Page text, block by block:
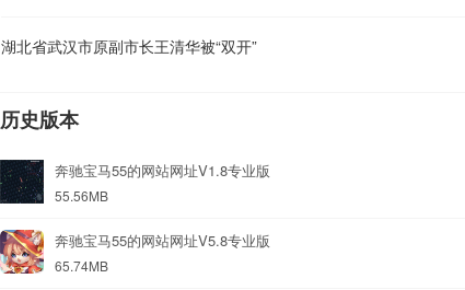
湖北省武汉市原副市长王清华被“双开”
历史版本
奔驰宝马55的网站网址V1.8专业版
55.56MB
奔驰宝马55的网站网址V5.8专业版
65.74MB